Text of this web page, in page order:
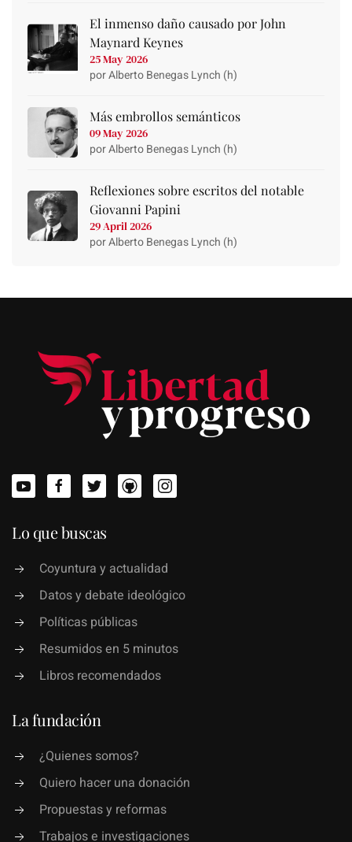
El inmenso daño causado por John
Maynard Keynes
25 May 2026
por Alberto Benegas Lynch (h)
Más embrollos semánticos
09 May 2026
por Alberto Benegas Lynch (h)
Reflexiones sobre escritos del notable
Giovanni Papini
29 April 2026
por Alberto Benegas Lynch (h)
Lo que buscas
Coyuntura y actualidad
Datos y debate ideológico
Políticas públicas
Resumidos en 5 minutos
Libros recomendados
La fundación
¿Quienes somos?
Quiero hacer una donación
Propuestas y reformas
Trabajos e investigaciones